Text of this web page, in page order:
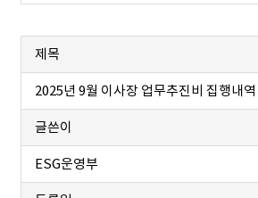
제목
2025년 9월 이사장 업무추진비 집행내역
글쓴이
ESG운영부